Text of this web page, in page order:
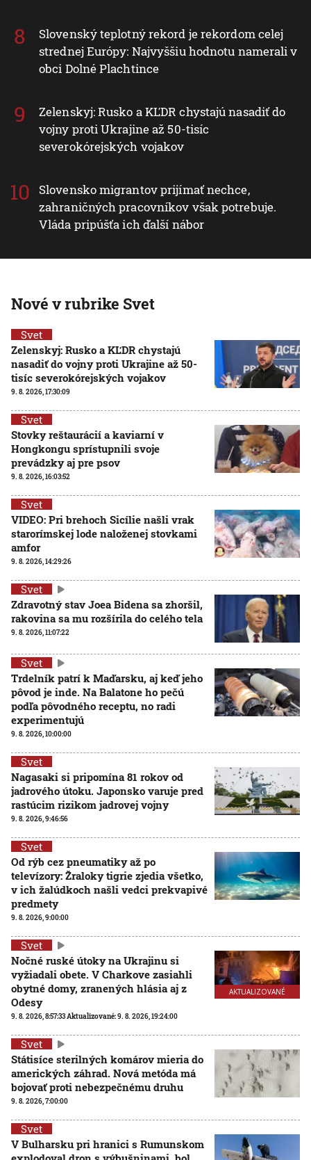
Slovenský teplotný rekord je rekordom celej
strednej Európy: Najvyššiu hodnotu namerali v
obci Dolné Plachtince
Zelenskyj: Rusko a KĽDR chystajú nasadiť do
vojny proti Ukrajine až 50-tisíc
severokórejských vojakov
Slovensko migrantov prijímať nechce,
zahraničných pracovníkov však potrebuje.
Vláda pripúšťa ich ďalší nábor
Nové v rubrike Svet
Svet
Zelenskyj: Rusko a KĽDR chystajú
nasadiť do vojny proti Ukrajine až 50-
tisíc severokórejských vojakov
9. 8. 2026, 17:30:09
Svet
Stovky reštaurácií a kaviarní v
Hongkongu sprístupnili svoje
prevádzky aj pre psov
9. 8. 2026, 16:03:52
Svet
VIDEO: Pri brehoch Sicílie našli vrak
starorímskej lode naloženej stovkami
amfor
9. 8. 2026, 14:29:26
Svet
Zdravotný stav Joea Bidena sa zhoršil,
rakovina sa mu rozšírila do celého tela
9. 8. 2026, 11:07:22
Svet
Trdelník patrí k Maďarsku, aj keď jeho
pôvod je inde. Na Balatone ho pečú
podľa pôvodného receptu, no radi
experimentujú
9. 8. 2026, 10:00:00
Svet
Nagasaki si pripomína 81 rokov od
jadrového útoku. Japonsko varuje pred
rastúcim rizikom jadrovej vojny
9. 8. 2026, 9:46:56
Svet
Od rýb cez pneumatiky až po
televízory: Žraloky tigrie zjedia všetko,
v ich žalúdkoch našli vedci prekvapivé
predmety
9. 8. 2026, 9:00:00
AKTUALIZOVANÉ
Svet
Nočné ruské útoky na Ukrajinu si
vyžiadali obete. V Charkove zasiahli
obytné domy, zranených hlásia aj z
Odesy
9. 8. 2026, 8:57:33Aktualizované:9. 8. 2026, 19:24:00
Svet
Státisíce sterilných komárov mieria do
amerických záhrad. Nová metóda má
bojovať proti nebezpečnému druhu
9. 8. 2026, 7:00:00
Svet
V Bulharsku pri hranici s Rumunskom